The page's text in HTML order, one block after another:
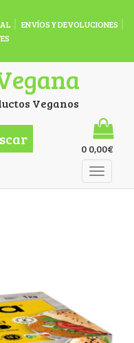
ENVÍOS Y DEVOLUCIONES
Veganos
0 0,00€